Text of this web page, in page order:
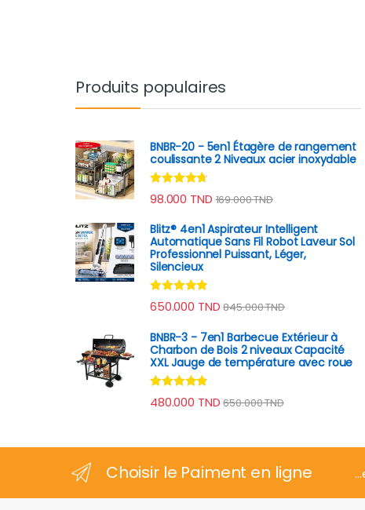
Produits populaires
BNBR-20 - 5en1 Étagère de rangement
coulissante 2 Niveaux acier inoxydable
Note4.56
sur 5
98.000 TND 169.000TND
Blitz® 4en1 Aspirateur Intelligent
Automatique Sans Fil Robot Laveur Sol
Professionnel Puissant, Léger,
Silencieux
Note 4.70
sur 5
650.000 TND 845.000TND
BNBR-3 - 7en1 Barbecue Extérieur à
Charbon de Bois 2 niveaux Capacité
XXL Jauge de température avec roue
Note 4.70
sur 5
480.000 TND 650.000TND
Choisir le Paiment en ligne